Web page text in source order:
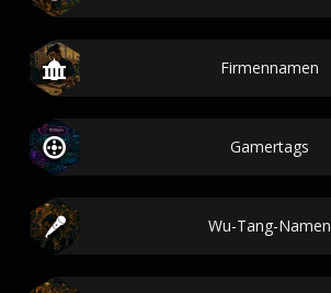
Firmennamen
Gamertags
Wu-Tang-Namen